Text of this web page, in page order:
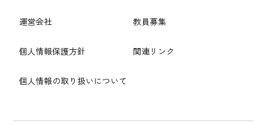
運営会社
個人情報保護方針
個人情報の取り扱いについて
教員募集
関連リンク